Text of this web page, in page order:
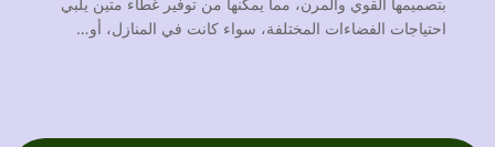
بتصميمها القوي والمرن، مما يمكّنها من توفير غطاء متين يلبي
احتياجات الفضاءات المختلفة، سواء كانت في المنازل، أو…